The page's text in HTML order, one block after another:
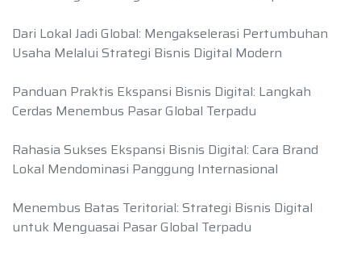
Dari Lokal Jadi Global: Mengakselerasi Pertumbuhan
Usaha Melalui Strategi Bisnis Digital Modern
Panduan Praktis Ekspansi Bisnis Digital: Langkah
Cerdas Menembus Pasar Global Terpadu
Rahasia Sukses Ekspansi Bisnis Digital: Cara Brand
Lokal Mendominasi Panggung Internasional
Menembus Batas Teritorial: Strategi Bisnis Digital
untuk Menguasai Pasar Global Terpadu